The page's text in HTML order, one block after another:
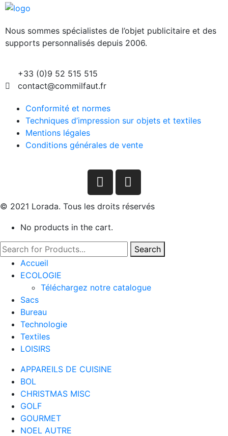
Nous sommes spécialistes de l’objet publicitaire et des
supports personnalisés depuis 2006.
+33 (0)9 52 515 515
contact@commilfaut.fr
Conformité et normes
Techniques d’impression sur objets et textiles
Mentions légales
Conditions générales de vente
© 2021 Lorada. Tous les droits réservés
No products in the cart.
Search
Accueil
ECOLOGIE
Téléchargez notre catalogue
Sacs
Bureau
Technologie
Textiles
LOISIRS
APPAREILS DE CUISINE
BOL
CHRISTMAS MISC
GOLF
GOURMET
NOEL AUTRE